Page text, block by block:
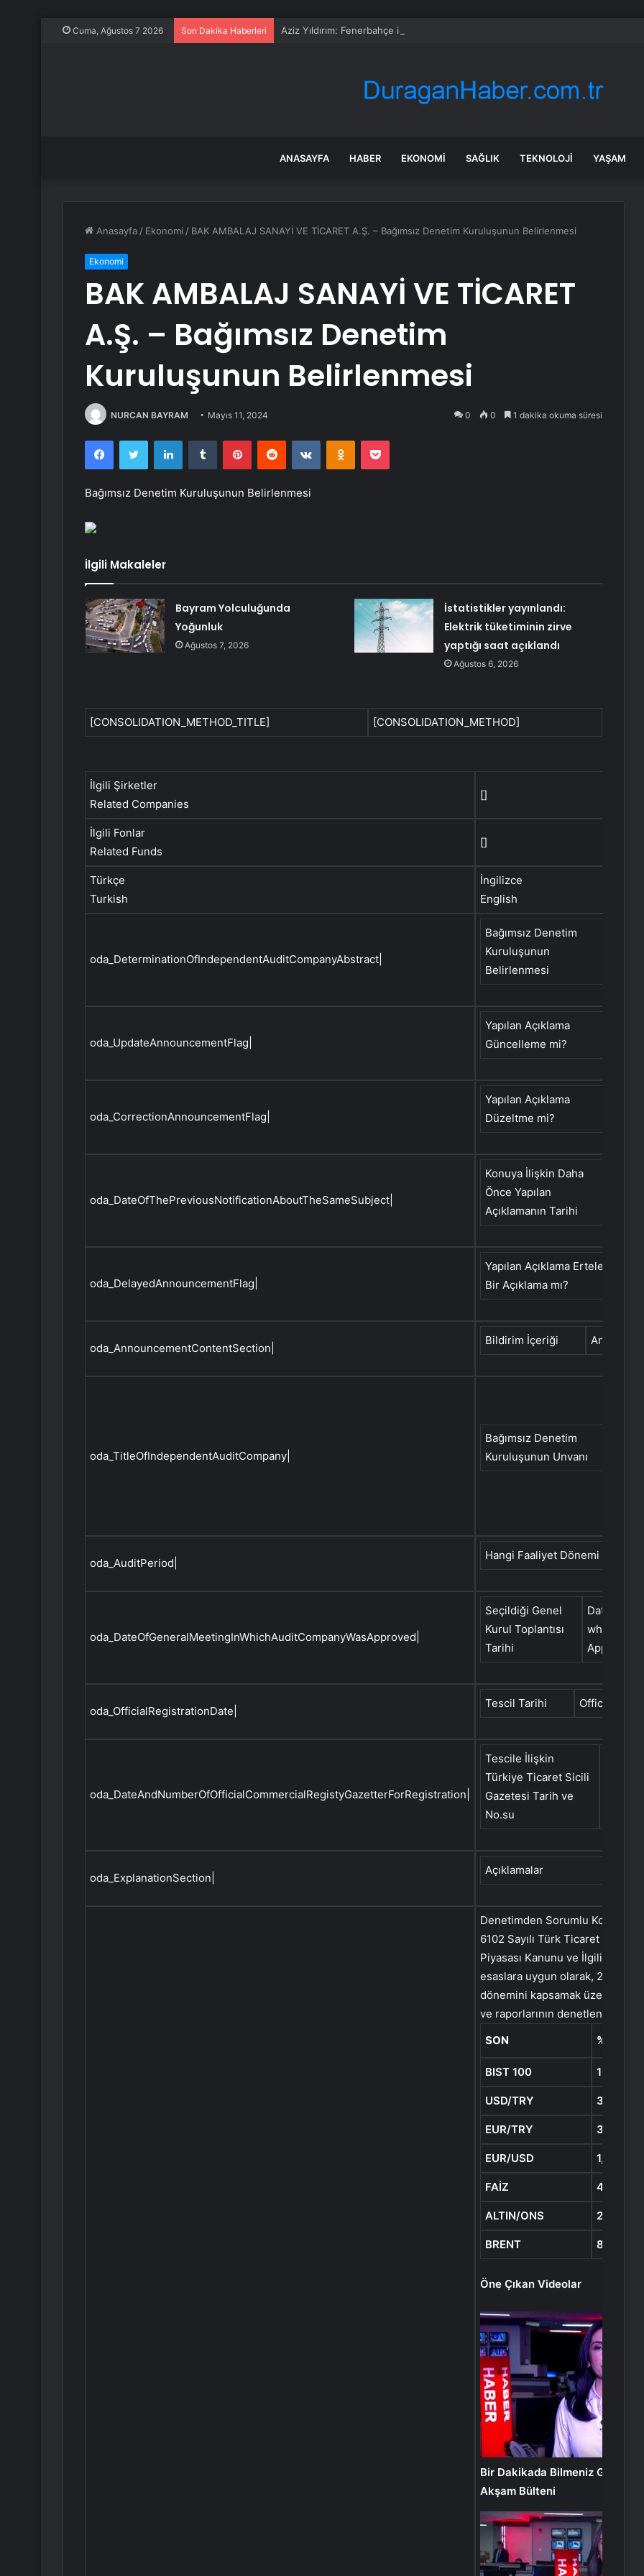
Cuma, Ağustos 7 2026 Son Dakika Haberleri Aziz Yıldırım: Fenerbahçe için kritik kongre
ANASAYFA HABER EKONOMI SAĞLIK TEKNOLOJI YAŞAM
Anasayfa / Ekonomi / BAK AMBALAJ SANAYİ VE TİCARET A.Ş. – Bağımsız Denetim Kuruluşunun Belirlenmesi
Ekonomi
BAK AMBALAJ SANAYİ VE TİCARET
A.Ş. – Bağımsız Denetim
Kuruluşunun Belirlenmesi
NURCAN BAYRAM Mayıs 11, 2024 0 0 1 dakika okuma süresi
FacebookTwitter LinkedInTumblr PinterestReddit VKontakteOdnoklassniki
Pocket
Bağımsız Denetim Kuruluşunun Belirlenmesi
İlgili Makaleler
Bayram Yolculuğunda
Yoğunluk
Ağustos 7, 2026
İstatistikler yayınlandı:
Elektrik tüketiminin zirve
yaptığı saat açıklandı
Ağustos 6, 2026
[CONSOLIDATION_METHOD_TITLE] [CONSOLIDATION_METHOD]
İlgili Şirketler
Related Companies
[]
İlgili Fonlar
Related Funds
[]
Türkçe
Turkish
İngilizce
English
oda_DeterminationOfIndependentAuditCompanyAbstract|
Bağımsız Denetim
Kuruluşunun
Belirlenmesi
oda_UpdateAnnouncementFlag|
Yapılan Açıklama
Güncelleme mi?
oda_CorrectionAnnouncementFlag|
Yapılan Açıklama
Düzeltme mi?
oda_DateOfThePreviousNotificationAboutTheSameSubject|
Konuya İlişkin Daha
Önce Yapılan
Açıklamanın Tarihi
oda_DelayedAnnouncementFlag|
Yapılan Açıklama Ertelenmiş
Bir Açıklama mı?
oda_AnnouncementContentSection|
Bildirim İçeriği
oda_TitleOfIndependentAuditCompany|
Bağımsız Denetim
Kuruluşunun Unvanı
oda_AuditPeriod|
Hangi Faaliyet Dönemi İçin
oda_DateOfGeneralMeetingInWhichAuditCompanyWasApproved|
Seçildiği Genel
Kurul Toplantısı
Tarihi
Date of
which
Approved
oda_OfficialRegistrationDate|
Tescil Tarihi Official
oda_DateAndNumberOfOfficialCommercialRegistyGazetterForRegistration|
Tescile İlişkin
Türkiye Ticaret Sicili
Gazetesi Tarih ve
No.su
oda_ExplanationSection|
Açıklamalar
Denetimden Sorumlu
6102 Sayılı Türk Ticaret Kanunu,
Piyasası Kanunu ve İlgili
esaslara uygun olarak, 2024
dönemini kapsamak üzere,
ve raporlarının denetlenmesi
SON
%
BIST 100 10.218,58
USD/TRY 32,3066
EUR/TRY 34,8361
EUR/USD 1,0771
FAİZ 43,15
ALTIN/ONS 2.360,50
BRENT 82,72
Öne Çıkan Videolar
Bir Dakikada Bilmeniz
Akşam Bülteni